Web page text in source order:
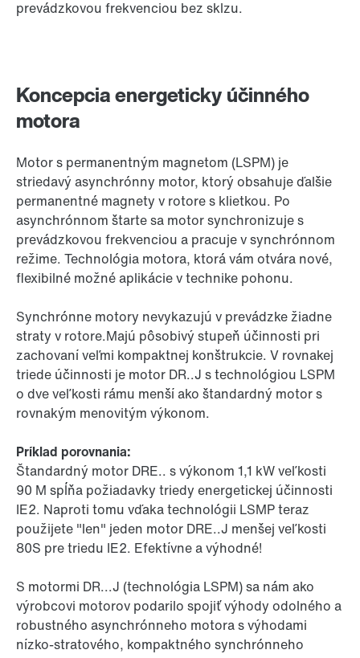
Koncepcia energeticky účinného
motora
Motor s permanentným magnetom (LSPM) je
striedavý asynchrónny motor, ktorý obsahuje ďalšie
permanentné magnety v rotore s klietkou. Po
asynchrónnom štarte sa motor synchronizuje s
prevádzkovou frekvenciou a pracuje v synchrónnom
režime. Technológia motora, ktorá vám otvára nové,
flexibilné možné aplikácie v technike pohonu.
Synchrónne motory nevykazujú v prevádzke žiadne
straty v rotore.Majú pôsobivý stupeň účinnosti pri
zachovaní veľmi kompaktnej konštrukcie. V rovnakej
triede účinnosti je motor DR..J s technológiou LSPM
o dve veľkosti rámu menší ako štandardný motor s
rovnakým menovitým výkonom.
Príklad porovnania:
Štandardný motor DRE.. s výkonom 1,1 kW veľkosti
90 M spĺňa požiadavky triedy energetickej účinnosti
IE2. Naproti tomu vďaka technológii LSMP teraz
použijete "len" jeden motor DRE..J menšej veľkosti
80S pre triedu IE2. Efektívne a výhodné!
S motormi DR...J (technológia LSPM) sa nám ako
výrobcovi motorov podarilo spojiť výhody odolného a
robustného asynchrónneho motora s výhodami
nízko-stratového, kompaktného synchrónneho
prevádzkovou frekvenciou bez sklzu.